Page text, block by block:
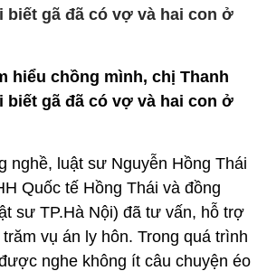
biết gã đã có vợ và hai con ở
hiểu chồng mình, chị Thanh
biết gã đã có vợ và hai con ở
nghề, luật sư Nguyễn Hồng Thái
Quốc tế Hồng Thái và đồng
sư TP.Hà Nội) đã tư vấn, hỗ trợ
vụ án ly hôn. Trong quá trình
nghe không ít câu chuyện éo